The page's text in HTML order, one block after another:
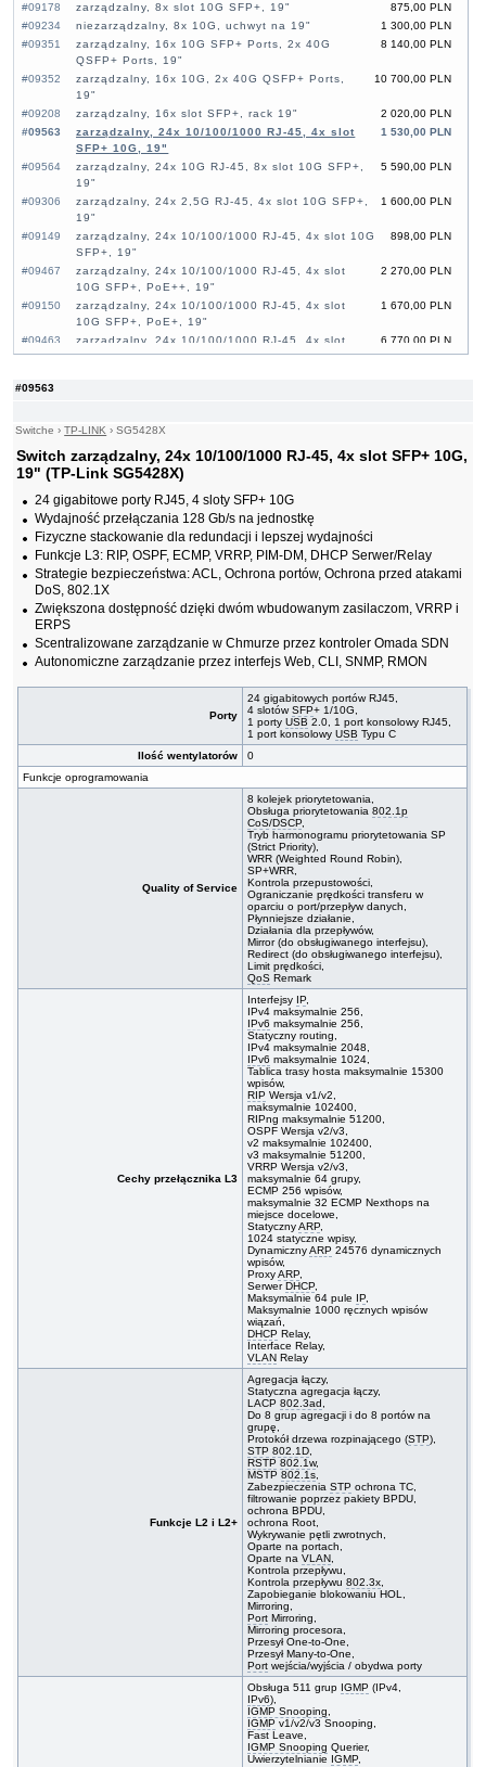
#09563
Switche ›TP-LINK ›SG5428X
Switch zarządzalny, 24x 10/100/1000 RJ-45, 4x slot SFP+ 10G,
19" (TP-Link SG5428X)
24 gigabitowe porty RJ45, 4 sloty SFP+ 10G
Wydajność przełączania 128 Gb/s na jednostkę
Fizyczne stackowanie dla redundacji i lepszej wydajności
Funkcje L3: RIP, OSPF, ECMP, VRRP, PIM-DM, DHCP Serwer/Relay
Strategie bezpieczeństwa: ACL, Ochrona portów, Ochrona przed atakami
DoS, 802.1X
Zwiększona dostępność dzięki dwóm wbudowanym zasilaczom, VRRP i
ERPS
Scentralizowane zarządzanie w Chmurze przez kontroler Omada SDN
Autonomiczne zarządzanie przez interfejs Web, CLI, SNMP, RMON
Porty
24 gigabitowych portów RJ45,
4 slotówSFP+ 1/10G,
1 portyUSB 2.0, 1 port konsolowy RJ45,
1 port konsolowyUSB Typu C
Ilość wentylatorów
0
Funkcje oprogramowania
Quality of Service
8 kolejek priorytetowania,
Obsługa priorytetowania802.1p
CoS/DSCP,
Tryb harmonogramu priorytetowania SP
(Strict Priority),
WRR (Weighted Round Robin),
SP+WRR,
Kontrola przepustowości,
Ograniczanie prędkości transferu w
oparciu o port/przepływ danych,
Płynniejsze działanie,
Działania dla przepływów,
Mirror (do obsługiwanego interfejsu),
Redirect (do obsługiwanego interfejsu),
Limit prędkości,
QoS Remark
Cechy przełącznika L3
Interfejsy IP,
IPv4 maksymalnie 256,
IPv6 maksymalnie 256,
Statyczny routing,
IPv4 maksymalnie 2048,
IPv6 maksymalnie 1024,
Tablica trasy hosta maksymalnie 15300
wpisów,
RIP Wersja v1/v2,
maksymalnie 102400,
RIPng maksymalnie 51200,
OSPF Wersja v2/v3,
v2 maksymalnie 102400,
v3 maksymalnie 51200,
VRRP Wersja v2/v3,
maksymalnie 64 grupy,
ECMP 256 wpisów,
maksymalnie 32 ECMP Nexthops na
miejsce docelowe,
StatycznyARP,
1024 statyczne wpisy,
DynamicznyARP 24576 dynamicznych
wpisów,
ProxyARP,
SerwerDHCP,
Maksymalnie 64 pule IP,
Maksymalnie 1000 ręcznych wpisów
wiązań,
DHCP Relay,
Interface Relay,
VLAN Relay
Funkcje L2 i L2+
Agregacja łączy,
Statyczna agregacja łączy,
LACP802.3ad,
Do 8 grup agregacji i do 8 portów na
grupę,
Protokół drzewa rozpinającego (STP),
STP 802.1D,
RSTP 802.1w,
MSTP802.1s,
ZabezpieczeniaSTP ochrona TC,
filtrowanie poprzez pakiety BPDU,
ochrona BPDU,
ochrona Root,
Wykrywanie pętli zwrotnych,
Oparte na portach,
Oparte naVLAN,
Kontrola przepływu,
Kontrola przepływu802.3x,
Zapobieganie blokowaniu HOL,
Mirroring,
Port Mirroring,
Mirroring procesora,
Przesył One-to-One,
Przesył Many-to-One,
Port wejścia/wyjścia / obydwa porty
Obsługa 511 grup IGMP (IPv4,
IPv6),
IGMP Snooping,
IGMP v1/v2/v3 Snooping,
Fast Leave,
IGMP Snooping Querier,
Uwierzytelnianie IGMP,
#09178
875,00 PLN
zarządzalny, 8x slot 10G SFP+, 19"
#09234
1 300,00 PLN
niezarządzalny, 8x 10G, uchwyt na 19"
#09351
8 140,00 PLN
zarządzalny, 16x 10G SFP+ Ports, 2x 40G
QSFP+ Ports, 19"
#09352
10 700,00 PLN
zarządzalny, 16x 10G, 2x 40G QSFP+ Ports,
19"
#09208
2 020,00 PLN
zarządzalny, 16x slot SFP+, rack 19"
#09563
1 530,00 PLN
zarządzalny, 24x 10/100/1000 RJ-45, 4x slot
SFP+ 10G, 19"
#09564
5 590,00 PLN
zarządzalny, 24x 10G RJ-45, 8x slot 10G SFP+,
19"
#09306
1 600,00 PLN
zarządzalny, 24x 2,5G RJ-45, 4x slot 10G SFP+,
19"
#09149
898,00 PLN
zarządzalny, 24x 10/100/1000 RJ-45, 4x slot 10G
SFP+, 19"
#09467
2 270,00 PLN
zarządzalny, 24x 10/100/1000 RJ-45, 4x slot
10G SFP+, PoE++, 19"
#09150
1 670,00 PLN
zarządzalny, 24x 10/100/1000 RJ-45, 4x slot
10G SFP+, PoE+, 19"
#09463
6 770,00 PLN
zarządzalny, 24x 10/100/1000 RJ-45, 4x slot
SFP+ 10G, 19"
PoE++, 19"
#09459
14 200,00 PLN
26x slot 10G SFP+, 6x slot SFP28 10/25G, 19"
#09464
32x slot 10G SFP+, 19"
#09465
48x 10/100/1000 RJ-45, 4x slot 10G SFP+,
PoE++, 19"
#09461
48x 10/100/1000 RJ-45, 6x slot SFP+ 10G, 19"
#09460
13 500,00 PLN
48x 10/100/1000 RJ-45, 6x slot SFP+ 10G,
PoE+, 19"
#09222
zarządzalny, 48x 10/100/1000, 4x slot SFP+,
rack 19"
#09232
PoE, rack 19"